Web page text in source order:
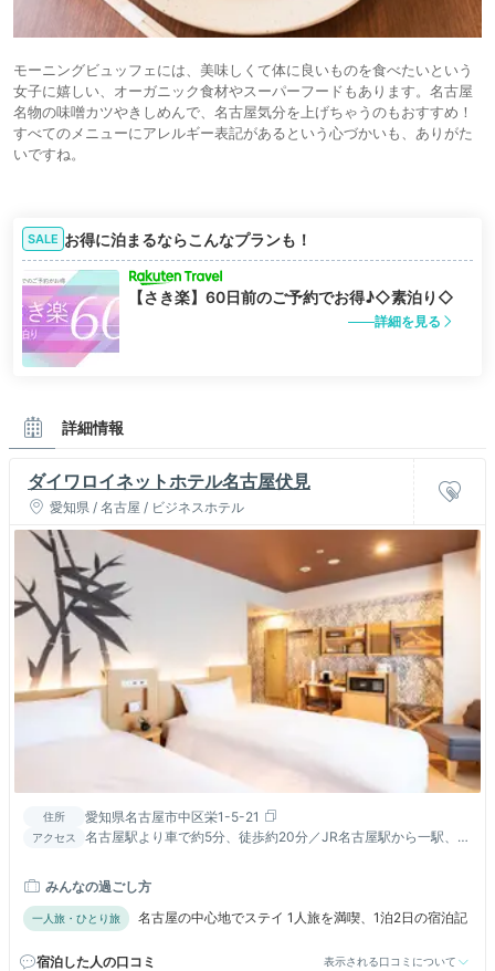
モーニングビュッフェには、美味しくて体に良いものを食べたいという
女子に嬉しい、オーガニック食材やスーパーフードもあります。名古屋
名物の味噌カツやきしめんで、名古屋気分を上げちゃうのもおすすめ！
すべてのメニューにアレルギー表記があるという心づかいも、ありがた
いですね。
SALE お得に泊まるならこんなプランも！
【さき楽】60日前のご予約でお得♪◇素泊り◇
詳細を見る
詳細情報
ダイワロイネットホテル名古屋伏見
愛知県 / 名古屋 / ビジネスホテル
住所 愛知県名古屋市中区栄1-5-21
アクセス
名古屋駅より車で約5分、徒歩約20分／JR名古屋駅から一駅、地
みんなの過ごし方
一人旅・ひとり旅 名古屋の中心地でステイ 1人旅を満喫、1泊2日の宿泊記
宿泊した人の口コミ 表示される口コミについて